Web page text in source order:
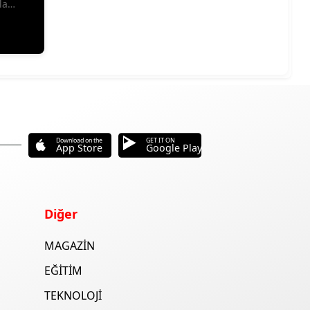
Download on the
App Store
GET IT ON
Google Play
Diğer
MAGAZİN
EĞİTİM
TEKNOLOJİ